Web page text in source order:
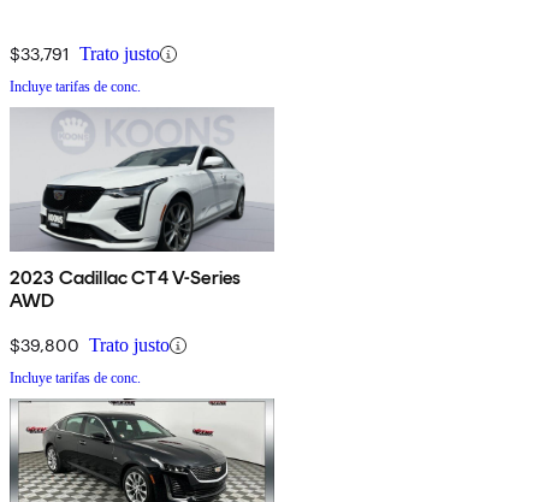
$33,791 Trato justo
Incluye tarifas de conc.
2023 Cadillac CT4 V-Series
AWD
$39,800 Trato justo
Incluye tarifas de conc.